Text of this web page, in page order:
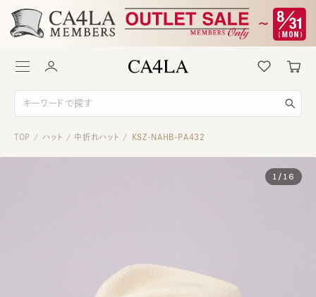
TOP / ハット / 中折れハット / KSZ-NAHB-PA432
1 / 16